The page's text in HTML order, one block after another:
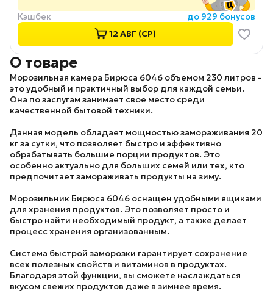
Кэшбек
до 929 бонусов
12 АВГ (СР)
О товаре
Морозильная камера Бирюса 6046 объемом 230 литров -
это удобный и практичный выбор для каждой семьи.
Она по заслугам занимает свое место среди
качественной бытовой техники.
Данная модель обладает мощностью замораживания 20
кг за сутки, что позволяет быстро и эффективно
обрабатывать большие порции продуктов. Это
особенно актуально для больших семей или тех, кто
предпочитает замораживать продукты на зиму.
Морозильник Бирюса 6046 оснащен удобными ящиками
для хранения продуктов. Это позволяет просто и
быстро найти необходимый продукт, а также делает
процесс хранения организованным.
Система быстрой заморозки гарантирует сохранение
всех полезных свойств и витаминов в продуктах.
Благодаря этой функции, вы сможете наслаждаться
вкусом свежих продуктов даже в зимнее время.